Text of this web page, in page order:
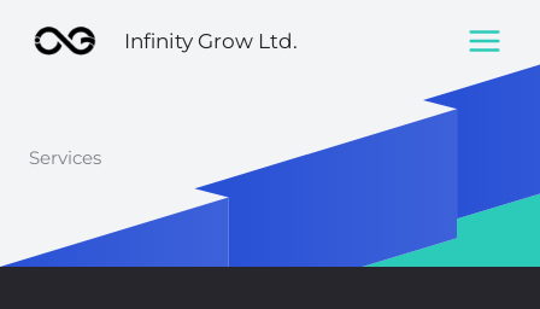
Infinity Grow Ltd.
Services